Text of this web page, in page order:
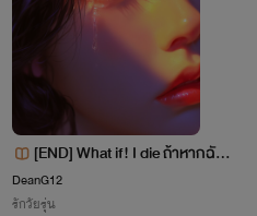
[END] What if! I die ถ้าหากฉัน
ตาย
DeanG12
รักวัยรุ่น